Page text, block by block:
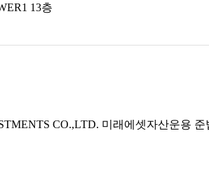
13층
CO.,LTD. 미래에셋자산운용 준